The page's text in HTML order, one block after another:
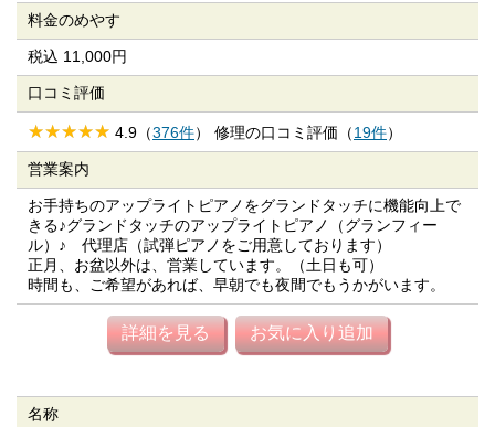
料金のめやす
税込 11,000円
口コミ評価
4.9（376件） 修理の口コミ評価（19件）
営業案内
お手持ちのアップライトピアノをグランドタッチに機能向上で
きる♪グランドタッチのアップライトピアノ（グランフィー
ル）♪ 代理店（試弾ピアノをご用意しております）
正月、お盆以外は、営業しています。（土日も可）
時間も、ご希望があれば、早朝でも夜間でもうかがいます。
詳細を見る お気に入り追加
名称